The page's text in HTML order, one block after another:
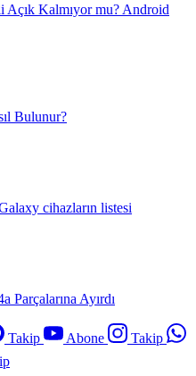
Kalmıyor mu? Android
Bulunur?
cihazların listesi
Parçalarına Ayırdı
Takip Abone
Takip